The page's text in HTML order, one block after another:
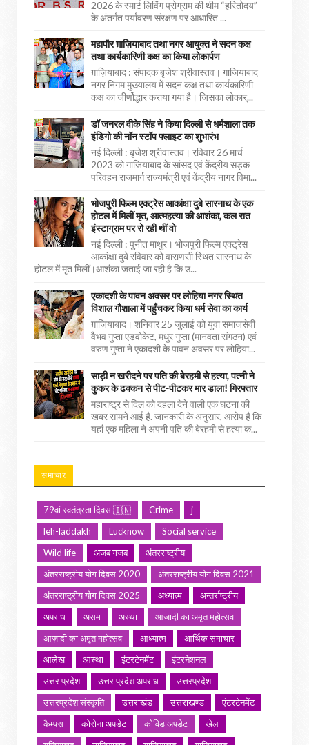
2026 के स्मार्ट लिविंग प्रोग्राम की थीम “हरितोदय”
के अंतर्गत पर्यावरण संरक्षण पर आधारित ...
महापौर ग़ाज़ियाबाद तथा नगर आयुक्त ने सदन कक्ष
तथा कार्यकारिणी कक्ष का किया लोकार्पण
ग़ाज़ियाबाद : संपादक बृजेश श्रीवास्तव। गाजियाबाद
नगर निगम मुख्यालय में सदन कक्ष तथा कार्यकारिणी
कक्ष का जीर्णोद्धार कराया गया है। जिसका लोकार्...
डॉ जनरल वीके सिंह ने किया दिल्ली से धर्मशाला तक
इंडिगो की नॉन स्टॉप फ्लाइट का शुभारंभ
नई दिल्ली : बृजेश श्रीवास्तव। रविवार 26 मार्च
2023 को गाजियाबाद के सांसद एवं केंद्रीय सड़क
परिवहन राजमार्ग राज्यमंत्री एवं केंद्रीय नागर विमा...
भोजपुरी फिल्म एक्ट्रेस आकांक्षा दुबे सारनाथ के एक
होटल में मिलीं मृत, आत्महत्या की आशंका, कल रात
इंस्टाग्राम पर रो रही थीं वो
नई दिल्ली : पुनीत माथुर। भोजपुरी फिल्म एक्ट्रेस
आकांक्षा दुबे रविवार को वाराणसी स्थित सारनाथ के
होटल में मृत मिलीं।आशंका जताई जा रही है कि उ...
एकादशी के पावन अवसर पर लोहिया नगर स्थित
विशाल गौशाला में पहुँचकर किया धर्म सेवा का कार्य
ग़ाज़ियाबाद। शनिवार 25 जुलाई को युवा समाजसेवी
वैभव गुप्ता एडवोकेट, मधुर गुप्ता (मानवता संगठन) एवं
वरुण गुप्ता ने एकादशी के पावन अवसर पर लोहिया...
साड़ी न खरीदने पर पति की बेरहमी से हत्या, पत्नी ने
कुकर के ढक्कन से पीट-पीटकर मार डाला! गिरफ्तार
महाराष्ट्र से दिल को दहला देने वाली एक घटना की
खबर सामने आई है. जानकारी के अनुसार, आरोप है कि
यहां एक महिला ने अपनी पति की बेरहमी से हत्या क...
समाचार
79वां स्वतंत्रता दिवस 🇮🇳 Crime
j
leh-laddakh
Lucknow
Social service
Wild life
अजब गजब
अंतरराष्ट्रीय
अंतरराष्ट्रीय योग दिवस 2020
अंतरराष्ट्रीय योग दिवस 2021
अंतरराष्ट्रीय योग दिवस 2025
अध्यात्म
अन्तर्राष्ट्रीय
अपराध
असम अस्था
आजादी का अमृत महोत्सव
आज़ादी का अमृत महोत्सव
आध्यात्म
आर्थिक समाचार
आलेख
आस्था इंटरटेनमेंट
इंटरनेशनल
उत्तर प्रदेश
उत्तर प्रदेश अपराध
उत्तरप्रदेश
उत्तरप्रदेश संस्कृति
उत्तराखंड उत्तराखण्ड
एंटरटेनमेंट
कैम्पस
कोरोना अपडेट कोविड अपडेट
खेल